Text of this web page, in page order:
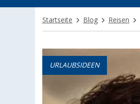
Startseite Blog Reisen
URLAUBSIDEEN